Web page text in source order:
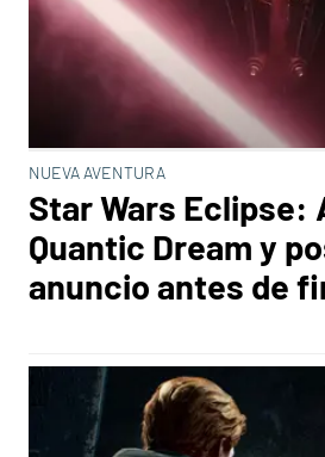
NUEVA AVENTURA
Star Wars Eclipse:
Quantic Dream y
anuncio antes de